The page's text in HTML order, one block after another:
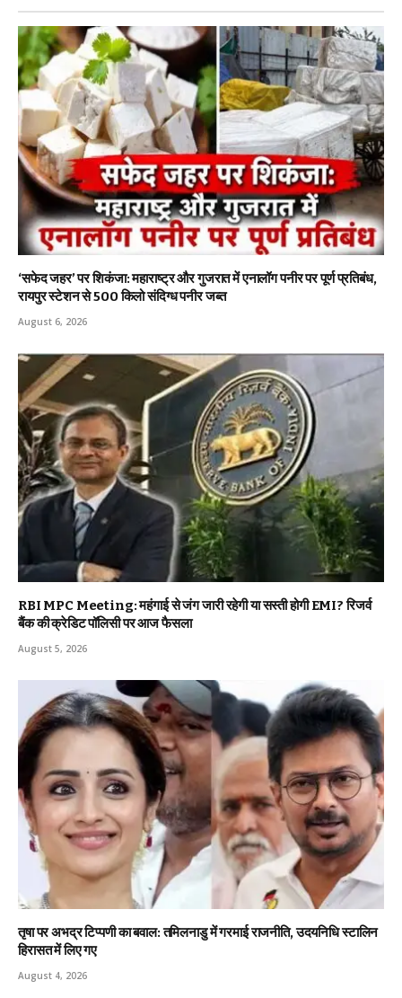
‘सफेद जहर’ पर शिकंजा: महाराष्ट्र और गुजरात में एनालॉग पनीर पर पूर्ण प्रतिबंध,
रायपुर स्टेशन से 500 किलो संदिग्ध पनीर जब्त
August 6, 2026
RBI MPC Meeting: महंगाई से जंग जारी रहेगी या सस्ती होगी EMI? रिजर्व
बैंक की क्रेडिट पॉलिसी पर आज फैसला
August 5, 2026
तृषा पर अभद्र टिप्पणी का बवाल: तमिलनाडु में गरमाई राजनीति, उदयनिधि स्टालिन
हिरासत में लिए गए
August 4, 2026